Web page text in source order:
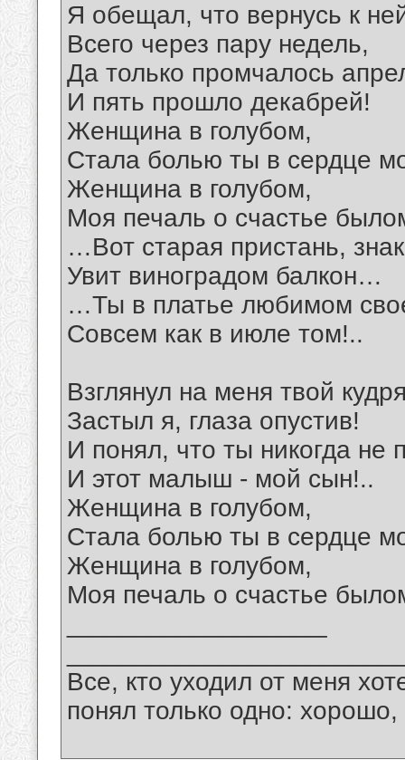
Я обещал, что вернусь к
Всего через пару недель,
Да только промчалось
И пять прошло декабрей!
Женщина в голубом,
Стала болью ты в сердце
Женщина в голубом,
Моя печаль о счастье
…Вот старая пристань,
Увит виноградом балкон…
…Ты в платье любимом
Совсем как в июле том!..
Взглянул на меня твой
Застыл я, глаза опустив!
И понял, что ты никогда не
И этот малыш - мой сын!..
Женщина в голубом,
Стала болью ты в сердце
Женщина в голубом,
Моя печаль о счастье
Все, кто уходил от меня
понял только одно: